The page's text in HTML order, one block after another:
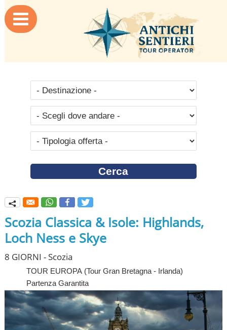

q
Scozia Classica & Isole: Highlands,
Loch Ness e Skye
8 GIORNI - Scozia
TOUR EUROPA(Tour Gran Bretagna - Irlanda)
Partenza Garantita